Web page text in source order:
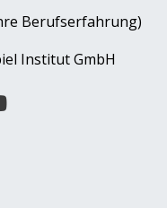
Berufserfahrung)
Institut GmbH